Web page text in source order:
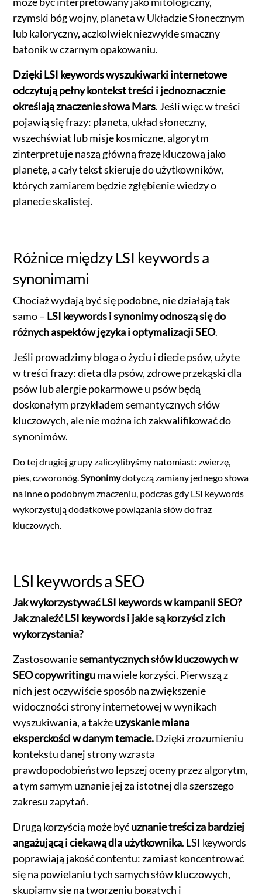
rzymski bóg wojny, planeta w Układzie Słonecznym
lub kaloryczny, aczkolwiek niezwykle smaczny
batonik w czarnym opakowaniu.
Dzięki LSI keywords wyszukiwarki internetowe
odczytują pełny kontekst treści i jednoznacznie
określają znaczenie słowa Mars. Jeśli więc w treści
pojawią się frazy: planeta, układ słoneczny,
wszechświat lub misje kosmiczne, algorytm
zinterpretuje naszą główną frazę kluczową jako
planetę, a cały tekst skieruje do użytkowników,
których zamiarem będzie zgłębienie wiedzy o
planecie skalistej.
Różnice między LSI keywords a
synonimami
Chociaż wydają być się podobne, nie działają tak
samo – LSI keywords i synonimy odnoszą się do
różnych aspektów języka i optymalizacji SEO.
Jeśli prowadzimy bloga o życiu i diecie psów, użyte
w treści frazy: dieta dla psów, zdrowe przekąski dla
psów lub alergie pokarmowe u psów będą
doskonałym przykładem semantycznych słów
kluczowych, ale nie można ich zakwalifikować do
synonimów.
Do tej drugiej grupy zaliczylibyśmy natomiast: zwierzę,
pies, czworonóg.Synonimydotyczą zamiany jednego słowa
na inne o podobnym znaczeniu, podczas gdy LSI keywords
wykorzystują dodatkowe powiązania słów do fraz
kluczowych.
LSI keywords a SEO
Jak wykorzystywać LSI keywords w kampanii SEO?
Jak znaleźć LSI keywords i jakie są korzyści z ich
wykorzystania?
Zastosowaniesemantycznych słów kluczowych w
SEO copywritinguma wiele korzyści. Pierwszą z
nich jest oczywiście sposób na zwiększenie
widoczności strony internetowej w wynikach
wyszukiwania, a takżeuzyskanie miana
eksperckości w danym temacie.Dzięki zrozumieniu
kontekstu danej strony wzrasta
prawdopodobieństwo lepszej oceny przez algorytm,
a tym samym uznanie jej za istotnej dla szerszego
zakresu zapytań.
Drugą korzyścią może byćuznanie treści za bardziej
angażującą i ciekawą dla użytkownika. LSI keywords
poprawiają jakość contentu: zamiast koncentrować
się na powielaniu tych samych słów kluczowych,
skupiamy się na tworzeniu bogatych i